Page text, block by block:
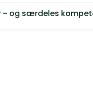
- og særdeles